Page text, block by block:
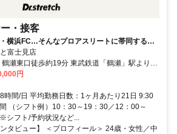
・接客
横浜FC…そんなプロアスリートに帯同する、
せます！
富士見店
瀬東口徒歩約19分 東武鉄道「鶴瀬」駅よりバ
円
時間/日 平均勤務日数：1ヶ月あたり21日 9:30
（シフト例）10：30～19：30／12：00～
フト/予約状況など...
タビュー】 ＜プロフィール＞ 24歳・女性／中